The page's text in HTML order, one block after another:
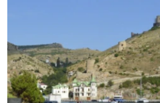
ВІДЕОУРОКИ «ELIFBE»
СВІДЧЕННЯ ОКУПАЦІЇ
УКРАЇНСЬКА ПРОБЛЕМА КРИМУ
Русский
Qırımtatar